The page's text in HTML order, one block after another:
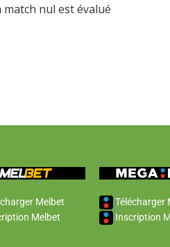
match nul est évalué
Melbet
Melbet
Télécharger
Inscription